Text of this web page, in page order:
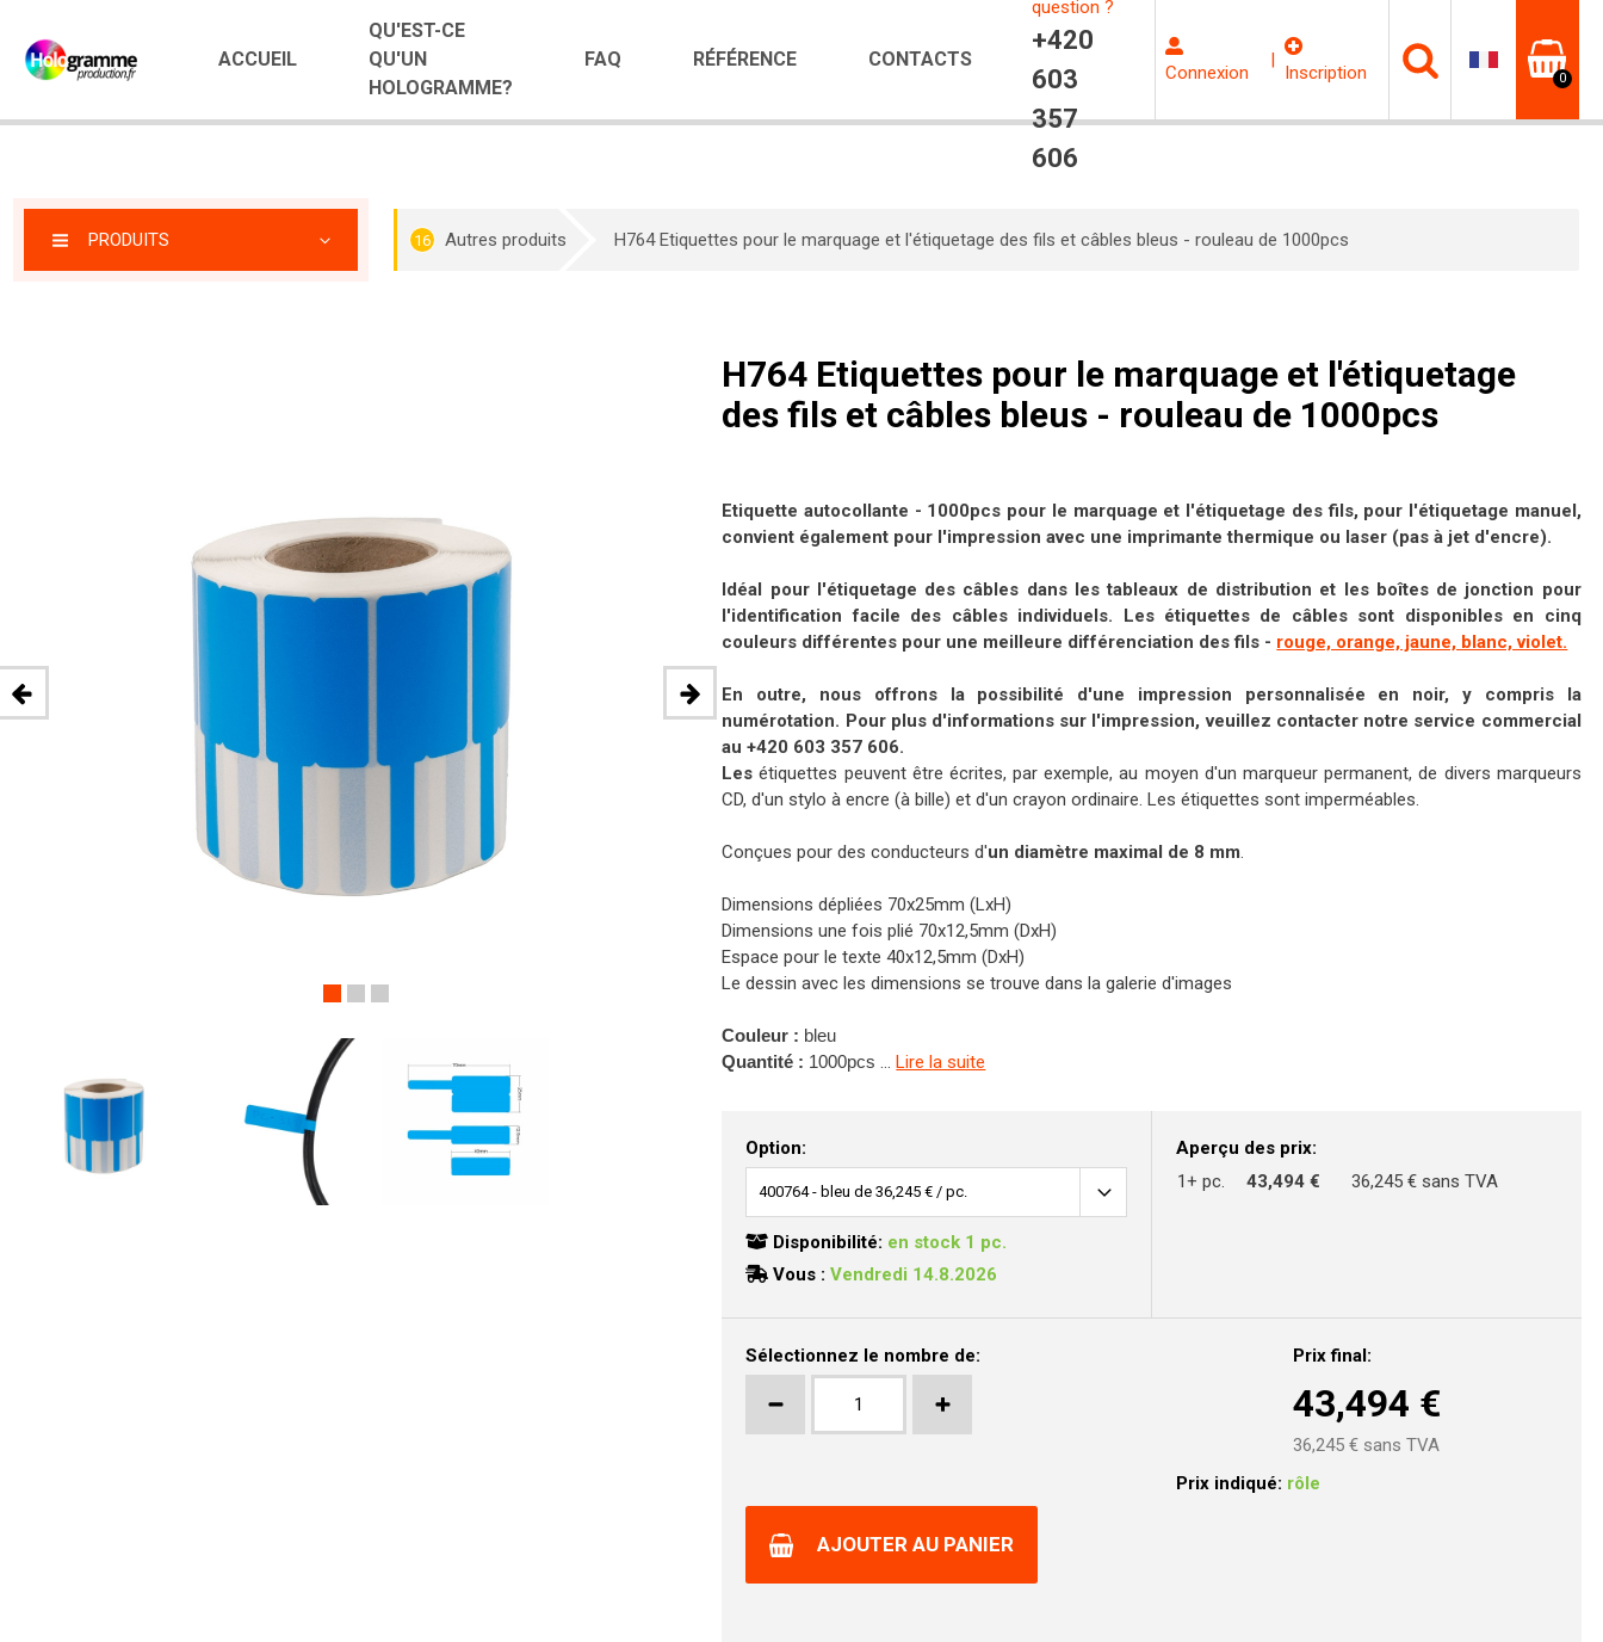
ACCUEIL
QU'EST-CE
QU'UN
HOLOGRAMME?
FAQ RÉFÉRENCE CONTACTS
question ?
+420
603
357
606
Connexion
|
Inscription 0
PRODUITS 16 Autres produits H764 Etiquettes pour le marquage et l'étiquetage des fils et câbles bleus - rouleau de 1000pcs
H764 Etiquettes pour le marquage et l'étiquetage
des fils et câbles bleus - rouleau de 1000pcs
Etiquette autocollante - 1000pcs pour le marquage et l'étiquetage des fils, pour l'étiquetage manuel,
convient également pour l'impression avec une imprimante thermique ou laser (pas à jet d'encre).
Idéal pour l'étiquetage des câbles dans les tableaux de distribution et les boîtes de jonction pour
l'identification facile des câbles individuels. Les étiquettes de câbles sont disponibles en cinq
couleurs différentes pour une meilleure différenciation des fils - rouge, orange, jaune, blanc, violet.
En outre, nous offrons la possibilité d'une impression personnalisée en noir, y compris la
numérotation. Pour plus d'informations sur l'impression, veuillez contacter notre service commercial
au +420 603 357 606.
Lesétiquettes peuvent être écrites, par exemple, au moyen d'un marqueur permanent, de divers marqueurs
CD, d'un stylo à encre (à bille) et d'un crayon ordinaire. Les étiquettes sont imperméables.
Conçues pour des conducteurs d'un diamètre maximal de 8 mm.
Dimensions dépliées 70x25mm (LxH)
Dimensions une fois plié 70x12,5mm (DxH)
Espace pour le texte 40x12,5mm (DxH)
Le dessin avec les dimensions se trouve dans la galerie d'images
Couleur : bleu
Quantité : 1000pcs ...Lire la suite
Option:
Disponibilité: en stock 1 pc.
Vous :Vendredi 14.8.2026
Aperçu des prix:
1+ pc.
43,494 € 36,245 € sans TVA
Sélectionnez le nombre de: Prix final:
43,494 €
36,245€ sans TVA
AJOUTER AU PANIER
Prix indiqué: rôle